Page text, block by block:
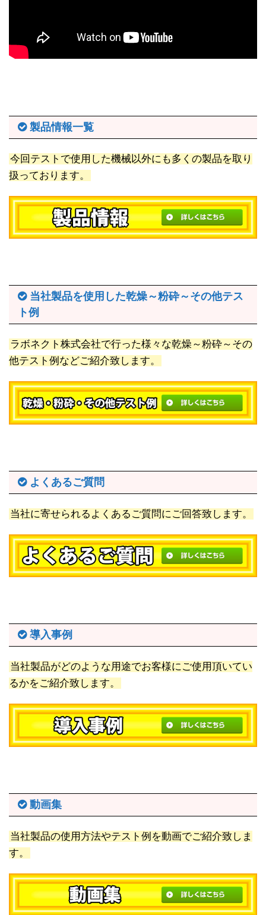
製品情報一覧
今回テストで使用した機械以外にも多くの製品を取り
扱っております。
当社製品を使用した乾燥～粉砕～その他テス
ト例
ラボネクト株式会社で行った様々な乾燥～粉砕～その
他テスト例などご紹介致します。
よくあるご質問
当社に寄せられるよくあるご質問にご回答致します。
導入事例
当社製品がどのような用途でお客様にご使用頂いてい
るかをご紹介致します。
動画集
当社製品の使用方法やテスト例を動画でご紹介致しま
す。